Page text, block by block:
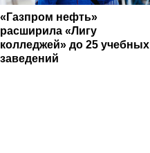
«Газпром нефть»
расширила «Лигу
колледжей» до 25 учебных
заведений